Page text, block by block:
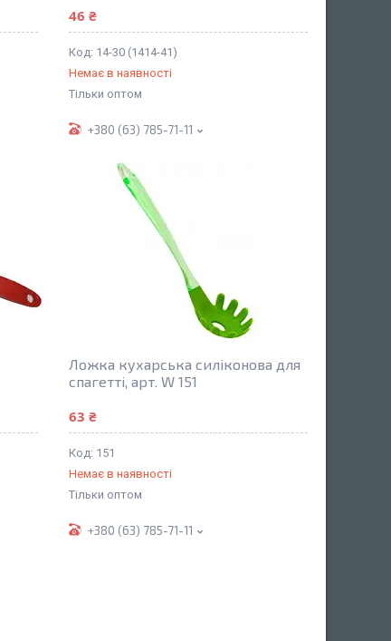
46 ₴
14-30 (1414-41)
Немає в наявності
Тільки оптом
+380 (63) 785-71-11
Ложка кухарська силіконова для
спагетті, арт. W 151
63 ₴
151
Немає в наявності
Тільки оптом
+380 (63) 785-71-11